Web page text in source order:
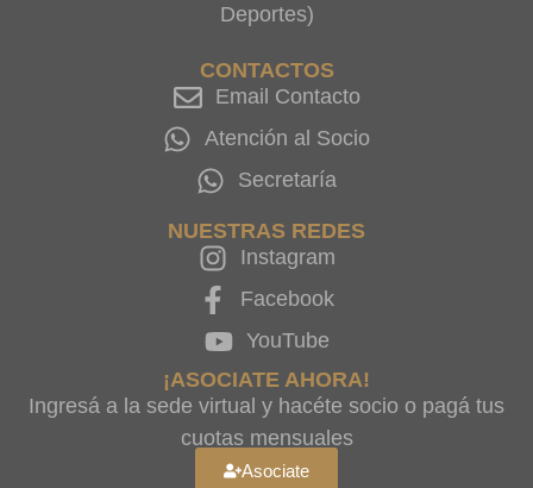
Deportes)
CONTACTOS
Email Contacto
Atención al Socio
Secretaría
NUESTRAS REDES
Instagram
Facebook
YouTube
¡ASOCIATE AHORA!
Ingresá a la sede virtual y hacéte socio o pagá tus
cuotas mensuales
Asociate